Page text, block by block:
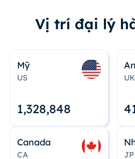
Vị trí đại lý
Mỹ
US
1,328,848
UK
Canada
CA JP